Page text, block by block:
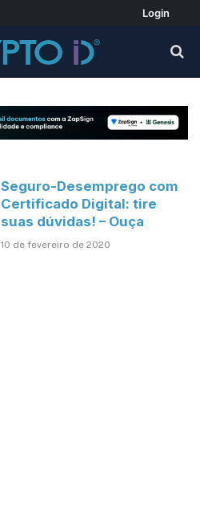
Login
Seguro-Desemprego com
Certificado Digital: tire
suas dúvidas! – Ouça
10 de fevereiro de 2020